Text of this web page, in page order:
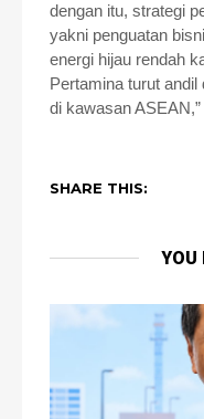
dengan itu, strategi
yakni penguatan
energi hijau rendah
Pertamina turut
di kawasan
SHARE THIS:
YOU